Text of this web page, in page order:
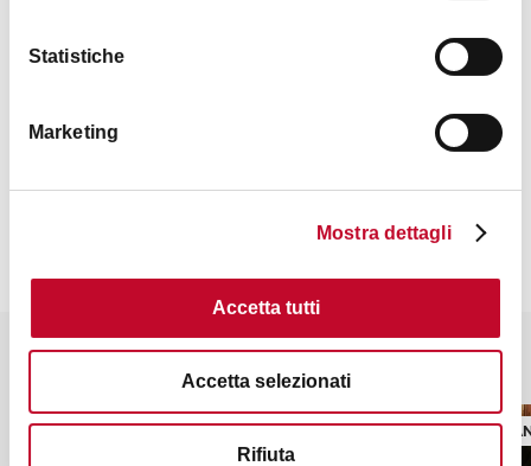
Statistiche
Marketing
Mostra dettagli
Accetta tutti
Accetta selezionati
Rifiuta
Contatti
Potrebbe interessarti anche
RISTORANTE TRATTORIA/OSTERIA